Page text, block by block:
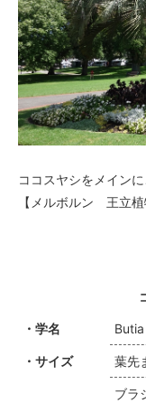
ココスヤシをメイン
【メルボルン 王立植
・学名
・サイズ 葉
ブラ